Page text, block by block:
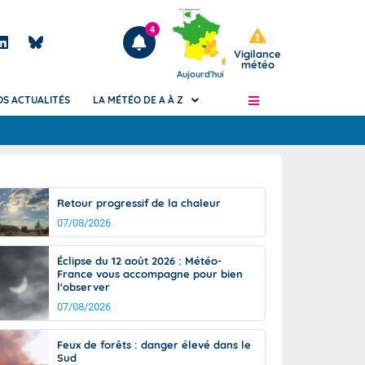
Articles
4
Aujourd'hui
Vigilance
météo
de
Phénomènes dangereux de J+2 à J+7
Avertissement pluies intenses à l'échelle
des communes (Apic)
Bulletins Marine
Bulletins d'estimation du risque
d'avalanche
Météo des forêts
Vigicrues
ACTUALITÉS LA MÉTÉO DE A À Z
Retour progressif de la chaleur
07/08/2026
Éclipse du 12 août 2026 : Météo-
France vous accompagne pour bien
l'observer
07/08/2026
Feux de forêts : danger élevé dans le
Sud